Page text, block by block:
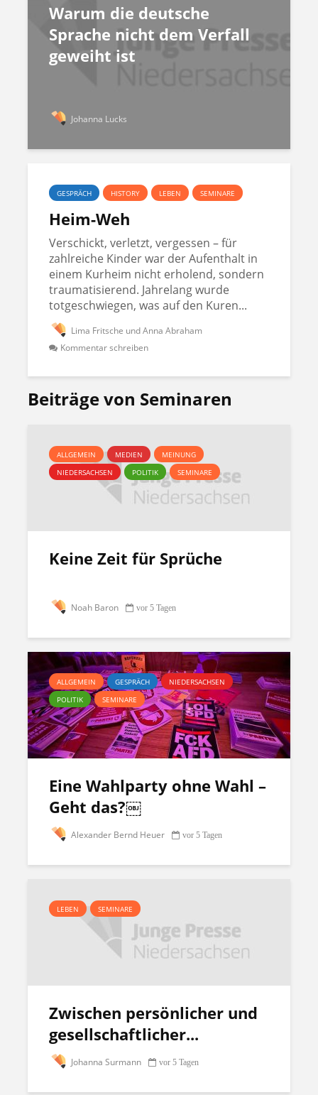
Warum die deutsche
Sprache nicht dem Verfall
geweiht ist
Johanna Lucks
GESPRÄCH HISTORY LEBEN SEMINARE
Heim-Weh
Verschickt, verletzt, vergessen – für
zahlreiche Kinder war der Aufenthalt in
einem Kurheim nicht erholend, sondern
traumatisierend. Jahrelang wurde
totgeschwiegen, was auf den Kuren...
Lima Fritsche und Anna Abraham
Kommentar schreiben
Beiträge von Seminaren
ALLGEMEIN MEDIEN
MEINUNG
NIEDERSACHSEN
POLITIK SEMINARE
Keine Zeit für Sprüche
Noah Baron vor 5 Tagen
ALLGEMEIN GESPRÄCH
NIEDERSACHSEN
POLITIK
SEMINARE
Eine Wahlparty ohne Wahl –
Geht das?￼
Alexander Bernd Heuer vor 5 Tagen
LEBEN SEMINARE
Zwischen persönlicher und
gesellschaftlicher...
Johanna Surmann vor 5 Tagen